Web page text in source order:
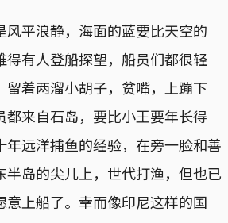
风平浪静，海面的蓝要比天空的
得有人登船探望，船员们都很轻
留着两溜小胡子，贫嘴，上蹦下
都来自石岛，要比小王要年长得
年远洋捕鱼的经验，在旁一脸和善
半岛的尖儿上，世代打渔，但也已
意上船了。幸而像印尼这样的国